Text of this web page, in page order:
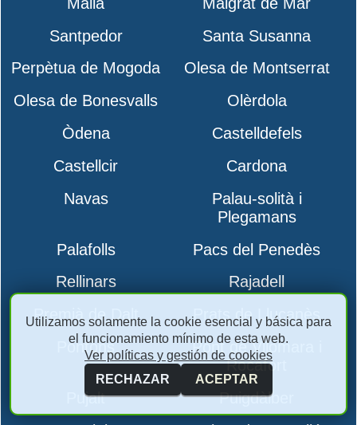
Santpedor
Santa Susanna
Perpètua de Mogoda
Olesa de Montserrat
Olesa de Bonesvalls
Olèrdola
Òdena
Castelldefels
Castellcir
Cardona
Navas
Palau-solità i
Plegamans
Palafolls
Pacs del Penedès
Rellinars
Rajadell
Premià de Dalt
Prats de Lluçanès
Pontons
Pont de Vilomara i
Rocafort
Pujalt
Puigdàlber
Utilizamos solamente la cookie esencial y básica para
el funcionamiento mínimo de esta web.
Ver políticas y gestión de cookies
RECHAZAR
ACEPTAR